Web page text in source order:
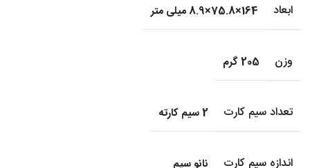
ابعاد 164×75.8×8.9 میلی متر
وزن 205 گرم
تعداد سیم کارت 2 سیم کارته
اندازه سیم کارت نانو سیم